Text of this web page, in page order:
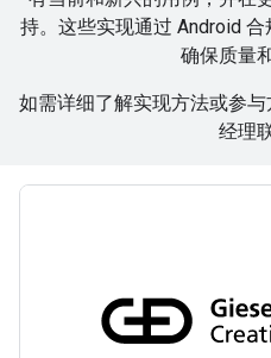
持。这些实现通过 Android
确保质量
如需详细了解实现方法或参
经理